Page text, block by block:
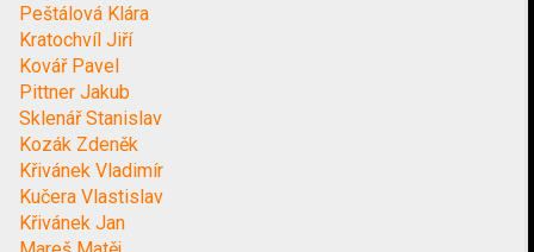
Peštálová Klára
Kratochvíl Jiří
Kovář Pavel
Pittner Jakub
Sklenář Stanislav
Kozák Zdeněk
Křivánek Vladimír
Kučera Vlastislav
Křivánek Jan